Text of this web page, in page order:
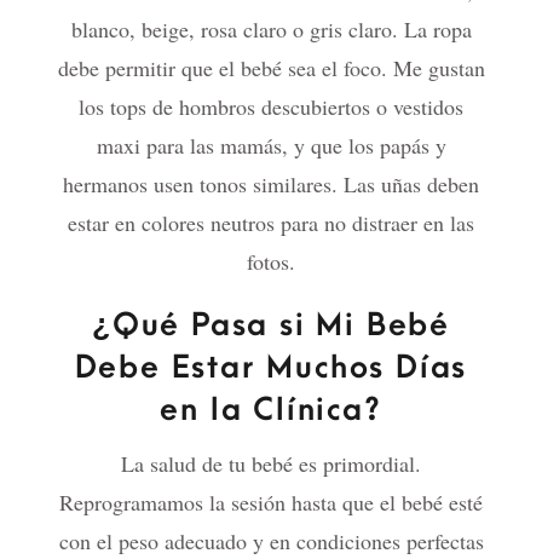
blanco, beige, rosa claro o gris claro. La ropa
debe permitir que el bebé sea el foco. Me gustan
los tops de hombros descubiertos o vestidos
maxi para las mamás, y que los papás y
hermanos usen tonos similares. Las uñas deben
estar en colores neutros para no distraer en las
fotos.
¿Qué Pasa si Mi Bebé
Debe Estar Muchos Días
en la Clínica?
La salud de tu bebé es primordial.
Reprogramamos la sesión hasta que el bebé esté
con el peso adecuado y en condiciones perfectas